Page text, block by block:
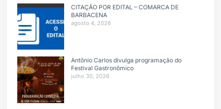
CITAÇÃO POR EDITAL – COMARCA DE
BARBACENA
agosto 4, 2026
Antônio Carlos divulga programação do
Festival Gastronômico
julho 30, 2026